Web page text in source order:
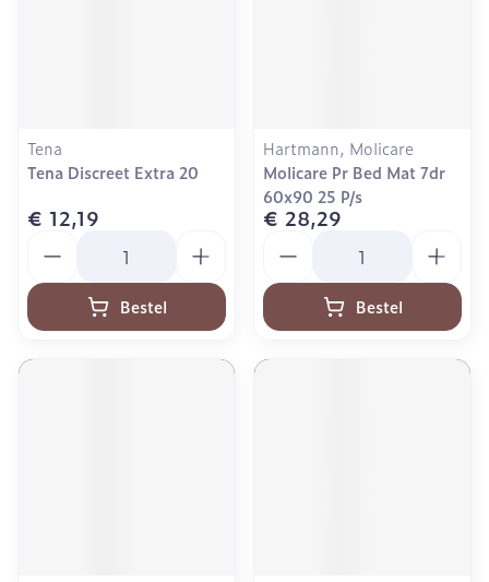
Tena
Tena Discreet Extra 20
€ 12,19
Bestel
Hartmann, Molicare
Molicare Pr Bed Mat 7dr
60x90 25 P/s
€ 28,29
Bestel